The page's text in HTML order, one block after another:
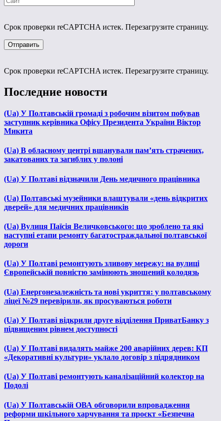
Срок проверки reCAPTCHA истек. Перезагрузите страницу.
Срок проверки reCAPTCHA истек. Перезагрузите страницу.
Последние новости
(Ua) У Полтавській громаді з робочим візитом побував
заступник керівника Офісу Президента України Віктор
Микита
(Ua) В обласному центрі вшанували пам’ять страчених,
закатованих та загиблих у полоні
(Ua) У Полтаві відзначили День медичного працівника
(Ua) Полтавські музейники влаштували «день відкритих
дверей» для медичних працівників
(Ua) Вулиця Паїсія Величковського: що зроблено та які
наступні етапи ремонту багатостраждальної полтавської
дороги
(Ua) У Полтаві ремонтують зливову мережу: на вулиці
Європейській повністю замінюють зношений колодязь
(Ua) Енергонезалежність та нові укриття: у полтавському
ліцеї №29 перевірили, як просуваються роботи
(Ua) У Полтаві відкрили друге відділення ПриватБанку з
підвищеним рівнем доступності
(Ua) У Полтаві видалять майже 200 аварійних дерев: КП
«Декоративні культури» уклало договір з підрядником
(Ua) У Полтаві ремонтують каналізаційний колектор на
Подолі
(Ua) У Полтавській ОВА обговорили впровадження
реформи шкільного харчування та проєкт «Безпечна